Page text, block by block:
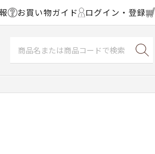
お買い物ガイド ログイン・登録